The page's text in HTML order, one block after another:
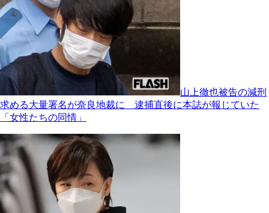
山上徹也被告の減刑
求める大量署名が奈良地裁に 逮捕直後に本誌が報じていた
「女性たちの同情」